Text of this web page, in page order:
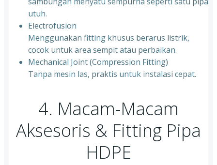
utuh.
Electrofusion
Menggunakan fitting khusus berarus listrik,
cocok untuk area sempit atau perbaikan.
Mechanical Joint (Compression Fitting)
Tanpa mesin las, praktis untuk instalasi cepat.
4. Macam-Macam
Aksesoris & Fitting Pipa
HDPE